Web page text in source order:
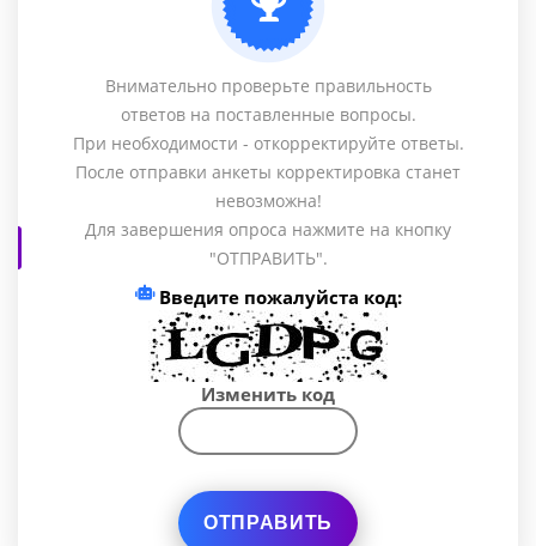
Внимательно проверьте правильность
ответов на поставленные вопросы.
При необходимости - откорректируйте ответы.
После отправки анкеты корректировка станет
невозможна!
Для завершения опроса нажмите на кнопку
"ОТПРАВИТЬ".
Введите пожалуйста код:
Изменить код